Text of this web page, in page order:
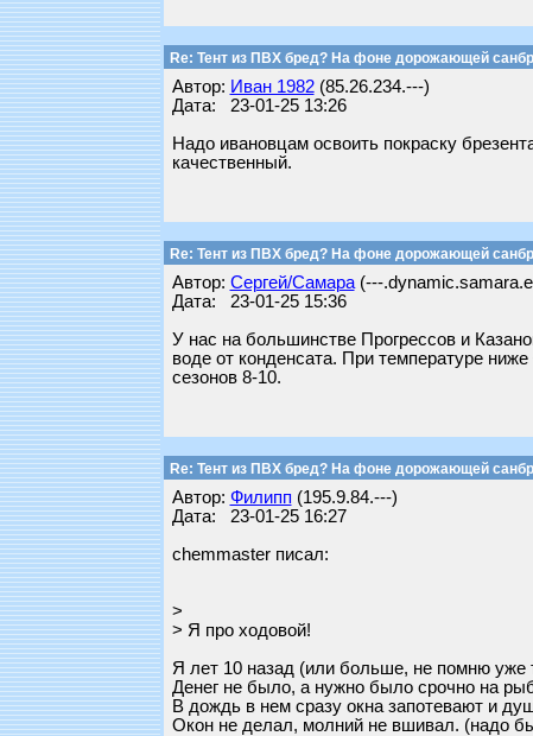
Re: Тент из ПВХ бред? На фоне дорожающей
Автор: Иван 1982(85.26.234.---)
Дата: 23-01-25 13:26
Надо ивановцам освоить покраску
качественный.
Re: Тент из ПВХ бред? На фоне дорожающей
Автор: Сергей/Самара(---
Дата: 23-01-25 15:36
У нас на большинстве Прогрессов и
воде от конденсата. При температуре
сезонов 8-10.
Re: Тент из ПВХ бред? На фоне дорожающей
Автор: Филипп (195.9.84.---)
Дата: 23-01-25 16:27
chemmaster писал:
>
> Я про ходовой!
Я лет 10 назад (или больше, не помню уже
Денег не было, а нужно было срочно на
В дождь в нем сразу окна запотевают и
Окон не делал, молний не вшивал. (надо